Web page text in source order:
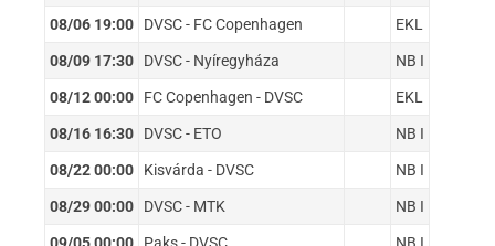
08/06 19:00 DVSC - FC Copenhagen EKL
08/09 17:30 DVSC - Nyíregyháza NB I
08/12 00:00 FC Copenhagen - DVSC EKL
08/16 16:30 DVSC - ETO NB I
08/22 00:00 Kisvárda - DVSC NB I
08/29 00:00 DVSC - MTK NB I